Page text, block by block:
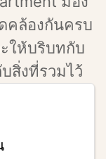
คล้องกันครบ
ให้บริบทกับ
สิ่งที่รวมไว้